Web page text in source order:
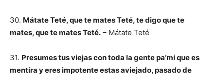
30. Mátate Teté, que te mates Teté, te digo que te
mates, que te mates Teté. – Mátate Teté
31. Presumes tus viejas con toda la gente pa’mi que es
mentira y eres impotente estas aviejado, pasado de